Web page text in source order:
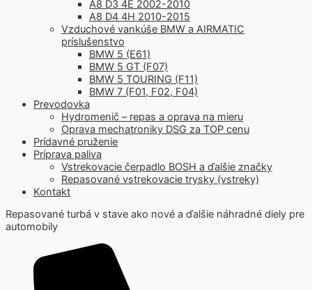
A8 D3 4E 2002-2010
A8 D4 4H 2010-2015
Vzduchové vankúše BMW a AIRMATIC
príslušenstvo
BMW 5 (E61)
BMW 5 GT (F07)
BMW 5 TOURING (F11)
BMW 7 (F01, F02, F04)
Prevodovka
Hydromenič – repas a oprava na mieru
Oprava mechatroniky DSG za TOP cenu
Prídavné pruženie
Príprava paliva
Vstrekovacie čerpadlo BOSH a ďalšie značky
Repasované vstrekovacie trysky (vstreky)
Kontakt
Repasované turbá v stave ako nové a ďalšie náhradné diely pre
automobily